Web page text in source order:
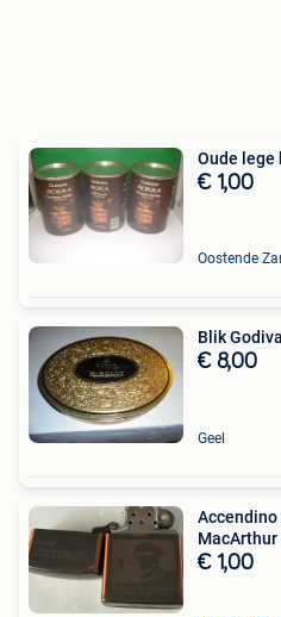
Oude lege
€ 1,00
Blik Godiva
€ 8,00
Geel
Accendino
MacArthur
€ 1,00